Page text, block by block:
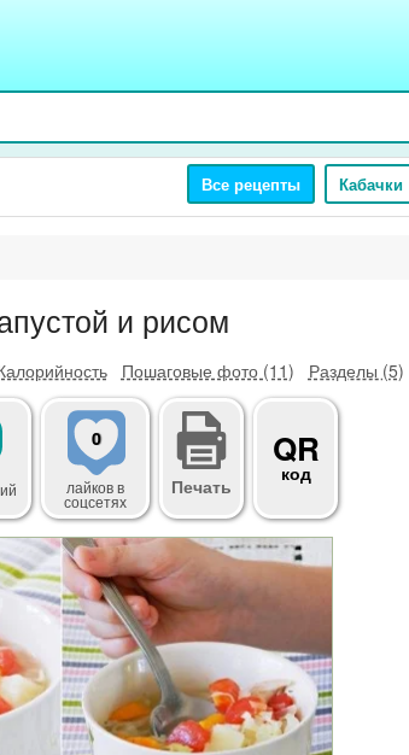
Все рецепты Кабачки
и рисом
Пошаговые фото (11) Разделы (5)
0
лайковв
соцсетях
Печать
QR
код